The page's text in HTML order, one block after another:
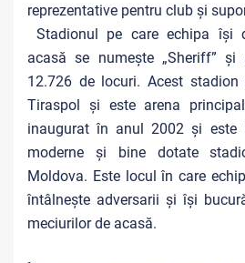
reprezentative pentru club și
Stadionul pe care echipa își
acasă se numește „Sheriff”
12.726 de locuri. Acest
Tiraspol și este arena
inaugurat în anul 2002 și este
moderne și bine dotate
Moldova. Este locul în care
întâlnește adversarii și își
meciurilor de acasă.